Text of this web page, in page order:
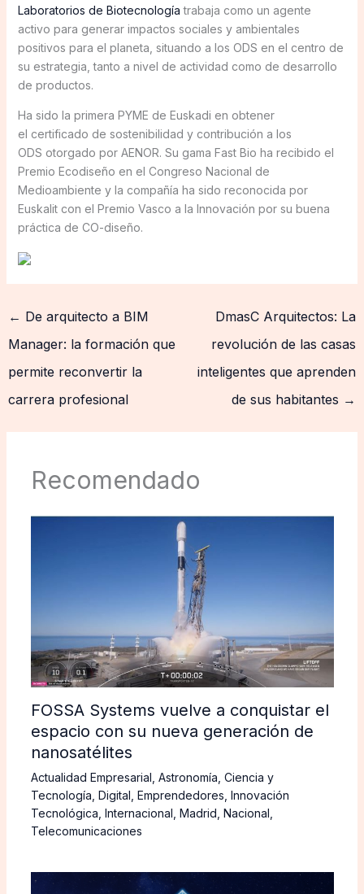
Laboratorios de Biotecnología trabaja como un agente
activo para generar impactos sociales y ambientales
positivos para el planeta, situando a los ODS en el centro de
su estrategia, tanto a nivel de actividad como de desarrollo
de productos.
Ha sido la primera PYME de Euskadi en obtener
el certificado de sostenibilidad y contribución a los
ODS otorgado por AENOR. Su gama Fast Bio ha recibido el
Premio Ecodiseño en el Congreso Nacional de
Medioambiente y la compañía ha sido reconocida por
Euskalit con el Premio Vasco a la Innovación por su buena
práctica de CO-diseño.
← De arquitecto a BIM
Manager: la formación que
permite reconvertir la
carrera profesional
DmasC Arquitectos: La
revolución de las casas
inteligentes que aprenden
de sus habitantes →
Recomendado
FOSSA Systems vuelve a conquistar el
espacio con su nueva generación de
nanosatélites
Actualidad Empresarial Astronomía Ciencia y
Tecnología Digital Emprendedores Innovación
Tecnológica Internacional Madrid Nacional
Telecomunicaciones